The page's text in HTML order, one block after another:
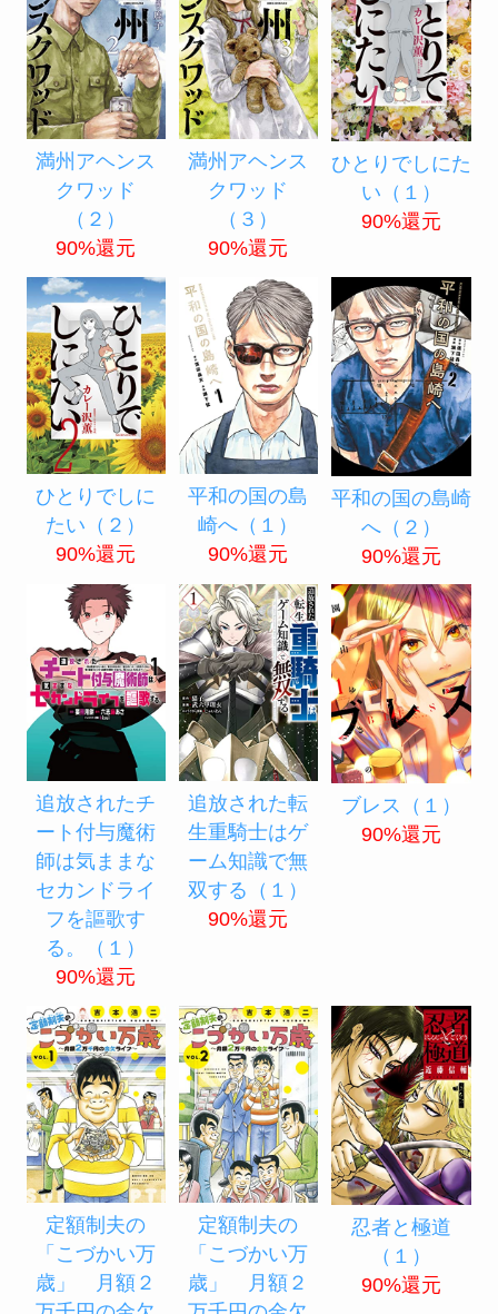
満州アヘンス
クワッド
（２）
90%還元
満州アヘンス
クワッド
（３）
90%還元
ひとりでしにた
い（１）
90%還元
ひとりでしに
たい（２）
90%還元
平和の国の島
崎へ（１）
90%還元
平和の国の島崎
へ（２）
90%還元
追放されたチ
ート付与魔術
師は気ままな
セカンドライ
フを謳歌す
る。（１）
90%還元
追放された転
生重騎士はゲ
ーム知識で無
双する（１）
90%還元
ブレス（１）
90%還元
定額制夫の
「こづかい万
歳」 月額２
定額制夫の
「こづかい万
歳」 月額２
忍者と極道
（１）
90%還元